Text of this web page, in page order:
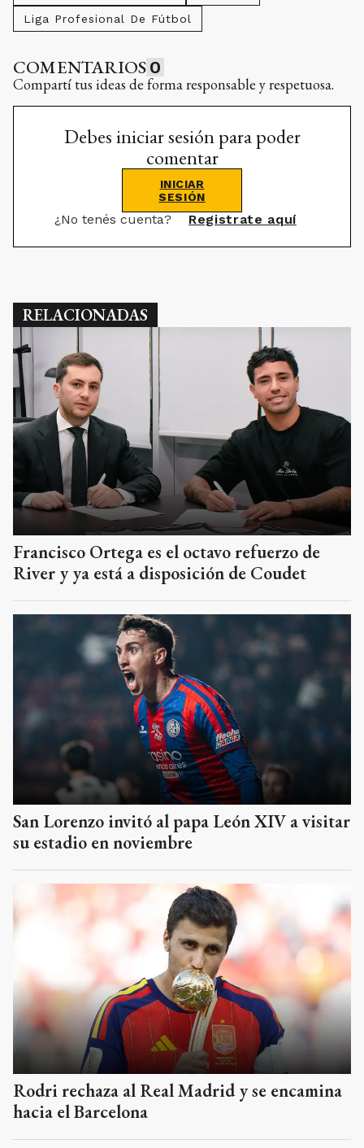
Liga Profesional De Fútbol
COMENTARIOS 0
Compartí tus ideas de forma responsable y respetuosa.
Debes iniciar sesión para poder
comentar
INICIAR
SESIÓN
¿No tenés cuenta? Registrate aquí
RELACIONADAS
Francisco Ortega es el octavo refuerzo de
River y ya está a disposición de Coudet
San Lorenzo invitó al papa León XIV a visitar
su estadio en noviembre
Rodri rechaza al Real Madrid y se encamina
hacia el Barcelona